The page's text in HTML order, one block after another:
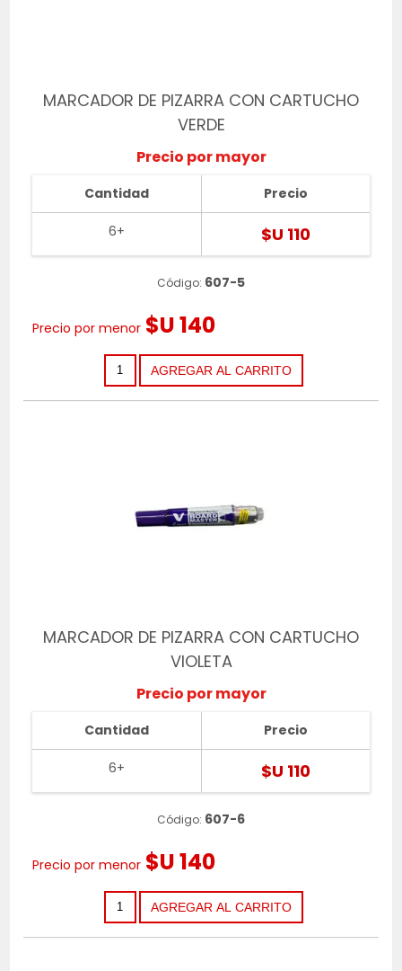
MARCADOR DE PIZARRA CON CARTUCHO
VERDE
Precio por mayor
Cantidad
6+
Precio
$U 110
Código: 607-5
Precio por menor $U 140
MARCADOR DE PIZARRA CON CARTUCHO
VIOLETA
Precio por mayor
Cantidad
6+
Precio
$U 110
Código: 607-6
Precio por menor $U 140